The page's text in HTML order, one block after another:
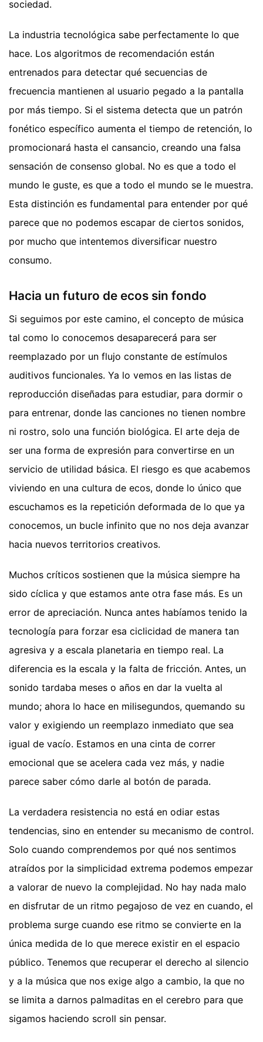
sociedad.
La industria tecnológica sabe perfectamente lo que
hace. Los algoritmos de recomendación están
entrenados para detectar qué secuencias de
frecuencia mantienen al usuario pegado a la pantalla
por más tiempo. Si el sistema detecta que un patrón
fonético específico aumenta el tiempo de retención, lo
promocionará hasta el cansancio, creando una falsa
sensación de consenso global. No es que a todo el
mundo le guste, es que a todo el mundo se le muestra.
Esta distinción es fundamental para entender por qué
parece que no podemos escapar de ciertos sonidos,
por mucho que intentemos diversificar nuestro
consumo.
Hacia un futuro de ecos sin fondo
Si seguimos por este camino, el concepto de música
tal como lo conocemos desaparecerá para ser
reemplazado por un flujo constante de estímulos
auditivos funcionales. Ya lo vemos en las listas de
reproducción diseñadas para estudiar, para dormir o
para entrenar, donde las canciones no tienen nombre
ni rostro, solo una función biológica. El arte deja de
ser una forma de expresión para convertirse en un
servicio de utilidad básica. El riesgo es que acabemos
viviendo en una cultura de ecos, donde lo único que
escuchamos es la repetición deformada de lo que ya
conocemos, un bucle infinito que no nos deja avanzar
hacia nuevos territorios creativos.
Muchos críticos sostienen que la música siempre ha
sido cíclica y que estamos ante otra fase más. Es un
error de apreciación. Nunca antes habíamos tenido la
tecnología para forzar esa ciclicidad de manera tan
agresiva y a escala planetaria en tiempo real. La
diferencia es la escala y la falta de fricción. Antes, un
sonido tardaba meses o años en dar la vuelta al
mundo; ahora lo hace en milisegundos, quemando su
valor y exigiendo un reemplazo inmediato que sea
igual de vacío. Estamos en una cinta de correr
emocional que se acelera cada vez más, y nadie
parece saber cómo darle al botón de parada.
La verdadera resistencia no está en odiar estas
tendencias, sino en entender su mecanismo de control.
Solo cuando comprendemos por qué nos sentimos
atraídos por la simplicidad extrema podemos empezar
a valorar de nuevo la complejidad. No hay nada malo
en disfrutar de un ritmo pegajoso de vez en cuando, el
problema surge cuando ese ritmo se convierte en la
única medida de lo que merece existir en el espacio
público. Tenemos que recuperar el derecho al silencio
y a la música que nos exige algo a cambio, la que no
se limita a darnos palmaditas en el cerebro para que
sigamos haciendo scroll sin pensar.